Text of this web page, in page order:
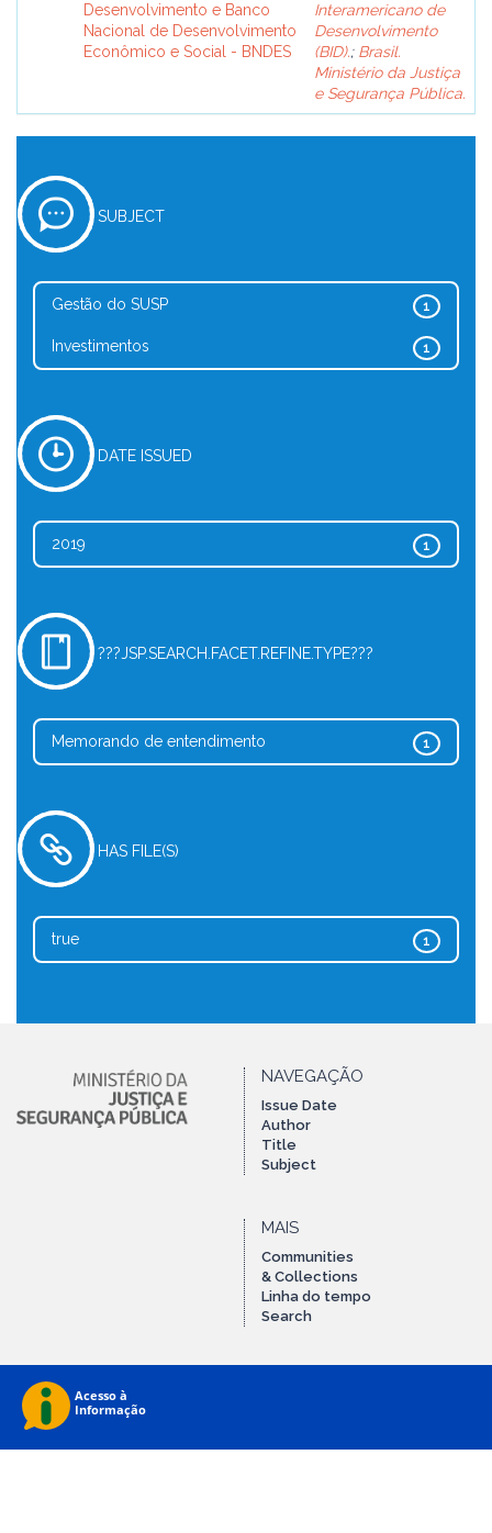
Desenvolvimento e Banco
Nacional de Desenvolvimento
Econômico e Social - BNDES
Interamericano de
Desenvolvimento
(BID).; Brasil.
Ministério da Justiça
e Segurança Pública.
SUBJECT
1
Gestão do SUSP
1
Investimentos
DATE ISSUED
1
2019
???JSP.SEARCH.FACET.REFINE.TYPE???
1
Memorando de entendimento
HAS FILE(S)
1
true
NAVEGAÇÃO
Issue Date
Author
Title
Subject
MAIS
Communities
& Collections
Linha do tempo
Search